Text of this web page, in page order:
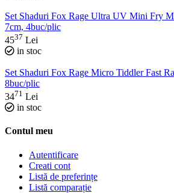
Set Shaduri Fox Rage Ultra UV Mini Fry
7cm, 4buc/plic
4537 Lei
in stoc
Set Shaduri Fox Rage Micro Tiddler Fast
8buc/plic
3471 Lei
in stoc
Contul meu
Autentificare
Creati cont
Listă de preferințe
Listă comparație